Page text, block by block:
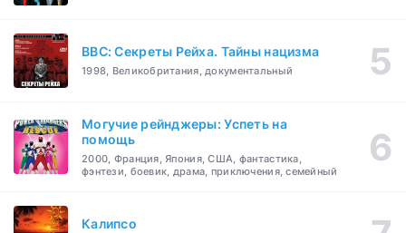
BBC: Секреты Рейха. Тайны нацизма
1998, Великобритания, документальный
Могучие рейнджеры: Успеть на
помощь
2000, Франция, Япония, США, фантастика,
фэнтези, боевик, драма, приключения, семейный
Калипсо